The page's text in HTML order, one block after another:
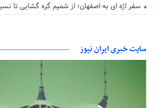
سفر اژه ای به اصفهان؛ از شمیم گره گشایی تا
سایت خبری ایران نیوز